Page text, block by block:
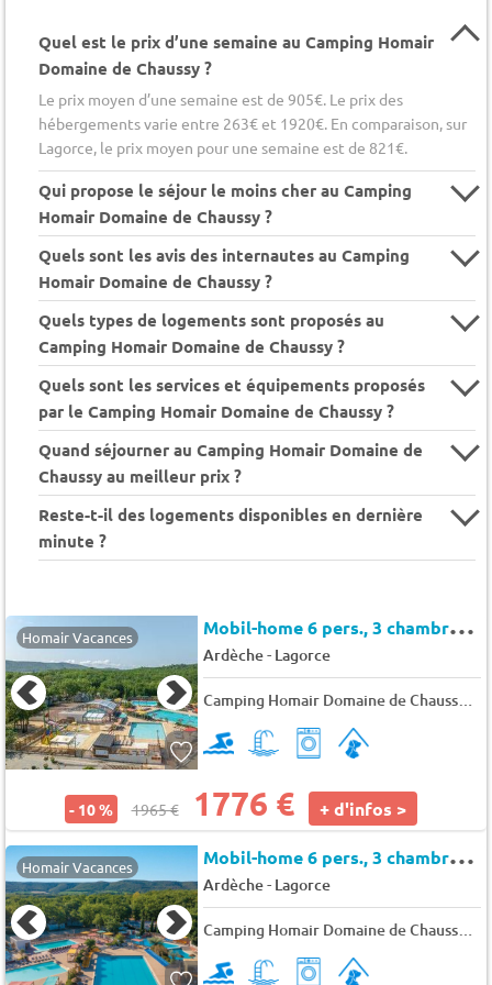
Quel est le prix d’une semaine au Camping Homair
Domaine de Chaussy ?
Le prix moyen d’une semaine est de 905€. Le prix des
hébergements varie entre 263€ et 1920€. En comparaison, sur
Lagorce, le prix moyen pour une semaine est de 821€.
Qui propose le séjour le moins cher au Camping
Homair Domaine de Chaussy ?
Quels sont les avis des internautes au Camping
Homair Domaine de Chaussy ?
Quels types de logements sont proposés au
Camping Homair Domaine de Chaussy ?
Quels sont les services et équipements proposés
par le Camping Homair Domaine de Chaussy ?
Quand séjourner au Camping Homair Domaine de
Chaussy au meilleur prix ?
Reste-t-il des logements disponibles en dernière
minute ?
Homair Vacances M
obil-home 6 pers., 3 chambres, 31 m² - 43 m²
Ardèche- Lagorce
Camping Homair Domaine de Chaussy
- 10 % 1965 € 1776 € + d'infos >
Homair Vacances M
obil-home 6 pers., 3 chambres, 36 m²
Ardèche- Lagorce
Camping Homair Domaine de Chaussy